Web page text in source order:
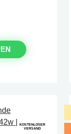
KOSTENLOSER
VERSAND